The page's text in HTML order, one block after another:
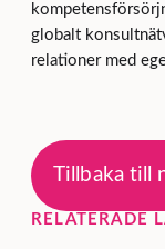
globalt
relationer med
Tillbaka till
RELATERADE